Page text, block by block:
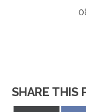
SHARE THIS